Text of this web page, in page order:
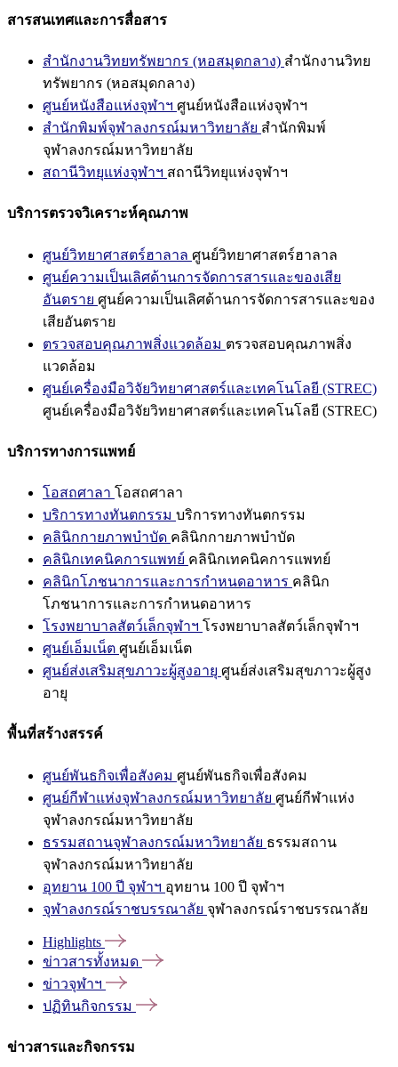
สารสนเทศและการสื่อสาร
สำนักงานวิทยทรัพยากร (หอสมุดกลาง) สำนักงานวิทย
ทรัพยากร (หอสมุดกลาง)
ศูนย์หนังสือแห่งจุฬาฯ ศูนย์หนังสือแห่งจุฬาฯ
สำนักพิมพ์จุฬาลงกรณ์มหาวิทยาลัย สำนักพิมพ์
จุฬาลงกรณ์มหาวิทยาลัย
สถานีวิทยุแห่งจุฬาฯ สถานีวิทยุแห่งจุฬาฯ
บริการตรวจวิเคราะห์คุณภาพ
ศูนย์วิทยาศาสตร์ฮาลาล ศูนย์วิทยาศาสตร์ฮาลาล
ศูนย์ความเป็นเลิศด้านการจัดการสารและของเสีย
อันตราย ศูนย์ความเป็นเลิศด้านการจัดการสารและของ
เสียอันตราย
ตรวจสอบคุณภาพสิ่งแวดล้อม ตรวจสอบคุณภาพสิ่ง
แวดล้อม
ศูนย์เครื่องมือวิจัยวิทยาศาสตร์และเทคโนโลยี (STREC)
ศูนย์เครื่องมือวิจัยวิทยาศาสตร์และเทคโนโลยี (STREC)
บริการทางการแพทย์
โอสถศาลา โอสถศาลา
บริการทางทันตกรรม บริการทางทันตกรรม
คลินิกกายภาพบำบัด คลินิกกายภาพบำบัด
คลินิกเทคนิคการแพทย์ คลินิกเทคนิคการแพทย์
คลินิกโภชนาการและการกำหนดอาหาร คลินิก
โภชนาการและการกำหนดอาหาร
โรงพยาบาลสัตว์เล็กจุฬาฯ โรงพยาบาลสัตว์เล็กจุฬาฯ
ศูนย์เอ็มเน็ต ศูนย์เอ็มเน็ต
ศูนย์ส่งเสริมสุขภาวะผู้สูงอายุ ศูนย์ส่งเสริมสุขภาวะผู้สูง
อายุ
พื้นที่สร้างสรรค์
ศูนย์พันธกิจเพื่อสังคม ศูนย์พันธกิจเพื่อสังคม
ศูนย์กีฬาแห่งจุฬาลงกรณ์มหาวิทยาลัย ศูนย์กีฬาแห่ง
จุฬาลงกรณ์มหาวิทยาลัย
ธรรมสถานจุฬาลงกรณ์มหาวิทยาลัย ธรรมสถาน
จุฬาลงกรณ์มหาวิทยาลัย
อุทยาน 100 ปี จุฬาฯ อุทยาน 100 ปี จุฬาฯ
จุฬาลงกรณ์ราชบรรณาลัย จุฬาลงกรณ์ราชบรรณาลัย
Highlights
ข่าวสารทั้งหมด
ข่าวจุฬาฯ
ปฏิทินกิจกรรม
ข่าวสารและกิจกรรม